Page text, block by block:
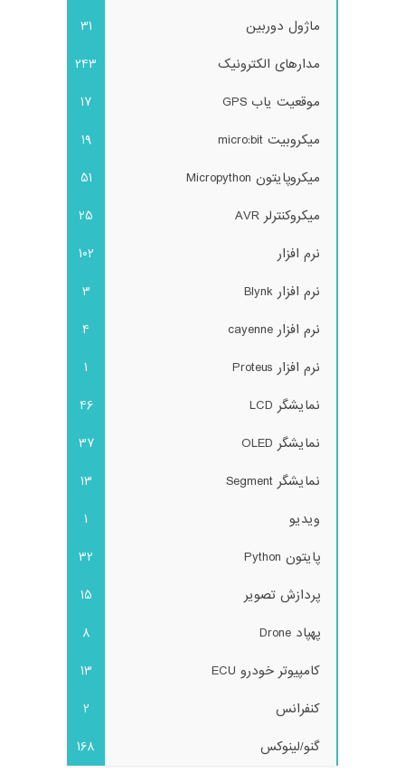
ماژول دوربین
31
مدارهای الکترونیک
243
موقعیت یاب GPS
17
میکروبیت micro:bit
19
میکروپایتون Micropython
51
میکروکنترلر AVR
25
نرم افزار
102
نرم افزار Blynk
3
نرم افزار cayenne
4
نرم افزار Proteus
1
نمایشگر LCD
46
نمایشگر OLED
37
نمایشگر Segment
13
ویدیو
1
پایتون Python
32
پردازش تصویر
15
پهپاد Drone
8
کامپیوتر خودرو ECU
13
کنفرانس
2
گنو/لینوکس
168